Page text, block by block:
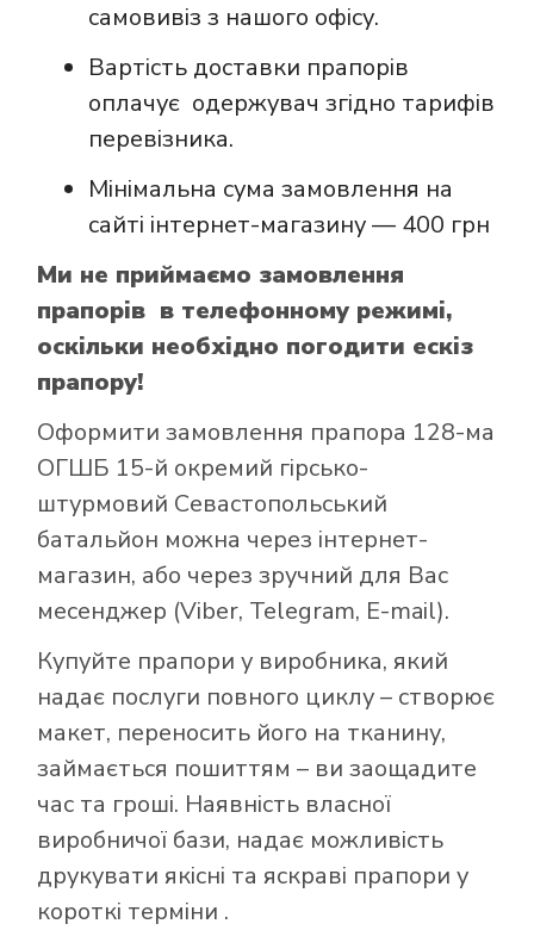
самовивіз з нашого офісу.
Вартість доставки прапорів
оплачує одержувач згідно тарифів
перевізника.
Мінімальна сума замовлення на
сайті інтернет-магазину — 400 грн
Ми не приймаємо замовлення
прапорів в телефонному режимі,
оскільки необхідно погодити ескіз
прапору!
Оформити замовлення прапора 128-ма
ОГШБ 15-й окремий гірсько-
штурмовий Севастопольський
батальйон можна через інтернет-
магазин, або через зручний для Вас
месенджер (Viber, Telegram, E-mail).
Купуйте прапори у виробника, який
надає послуги повного циклу – створює
макет, переносить його на тканину,
займається пошиттям – ви заощадите
час та гроші. Наявність власної
виробничої бази, надає можливість
друкувати якісні та яскраві прапори у
короткі терміни .